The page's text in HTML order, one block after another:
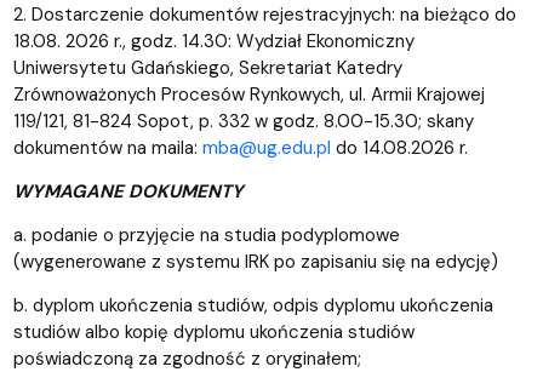
2. Dostarczenie dokumentów rejestracyjnych: na bieżąco do
18.08. 2026 r., godz. 14.30: Wydział Ekonomiczny
Uniwersytetu Gdańskiego, Sekretariat Katedry
Zrównoważonych Procesów Rynkowych, ul. Armii Krajowej
119/121, 81-824 Sopot, p. 332 w godz. 8.00-15.30; skany
dokumentów na maila: mba@ug.edu.pl do 14.08.2026 r.
WYMAGANE DOKUMENTY
a. podanie o przyjęcie na studia podyplomowe
(wygenerowane z systemu IRK po zapisaniu się na edycję)
b. dyplom ukończenia studiów, odpis dyplomu ukończenia
studiów albo kopię dyplomu ukończenia studiów
poświadczoną za zgodność z oryginałem;